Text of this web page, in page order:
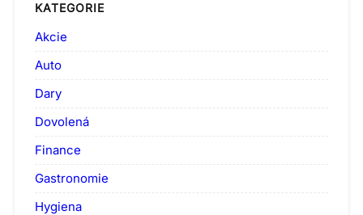
KATEGORIE
Akcie
Auto
Dary
Dovolená
Finance
Gastronomie
Hygiena